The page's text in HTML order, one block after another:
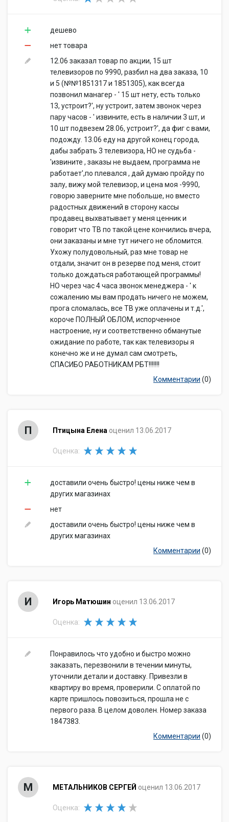
дешево
нет товара
12.06 заказал товар по акции, 15 шт
телевизоров по 9990, разбил на два заказа, 10
и 5 (№№1851317 и 1851305), как всегда
позвонил манагер - ' 15 шт нету, есть только
13, устроит?', ну устроит, затем звонок через
пару часов - ' извините, есть в наличии 3 шт, и
10 шт подвезем 28.06, устроит?', да фиг с вами,
подожду. 13.06 еду на другой конец города,
дабы забрать 3 телевизора, НО не судьба -
'извините , заказы не выдаем, программа не
работает',по плевался , дай думаю пройду по
залу, вижу мой телевизор, и цена моя -9990,
говорю заверните мне побольше, но вместо
радостных движений в сторону кассы
продавец выхватывает у меня ценник и
говорит что ТВ по такой цене кончились вчера,
они заказаны и мне тут ничего не обломится.
Ухожу полудовольный, раз мне товар не
отдали, значит он в резерве под меня, стоит
только дождаться работающей программы!
НО через час 4 часа звонок менеджера - ' к
сожалению мы вам продать ничего не можем,
прога сломалась, все ТВ уже оплачены и т.д.',
короче ПОЛНЫЙ ОБЛОМ, испорченное
настроение, ну и соответственно обманутые
ожидание по работе, так как телевизоры я
конечно же и не думал сам смотреть,
СПАСИБО РАБОТНИКАМ РБТ!!!!!!!
Комментарии (0)
П Птицына Елена оценил 13.06.2017
Оценка:
доставили очень быстро! цены ниже чем в
других магазинах
нет
доставили очень быстро! цены ниже чем в
других магазинах
Комментарии (0)
И Игорь Матюшин оценил 13.06.2017
Оценка:
Понравилось что удобно и быстро можно
заказать, перезвонили в течении минуты,
уточнили детали и доставку. Привезли в
квартиру во время, проверили. С оплатой по
карте пришлось повозиться, прошла не с
первого раза. В целом доволен. Номер заказа
1847383.
Комментарии (0)
М МЕТАЛЬНИКОВ СЕРГЕЙ оценил 13.06.2017
Оценка: